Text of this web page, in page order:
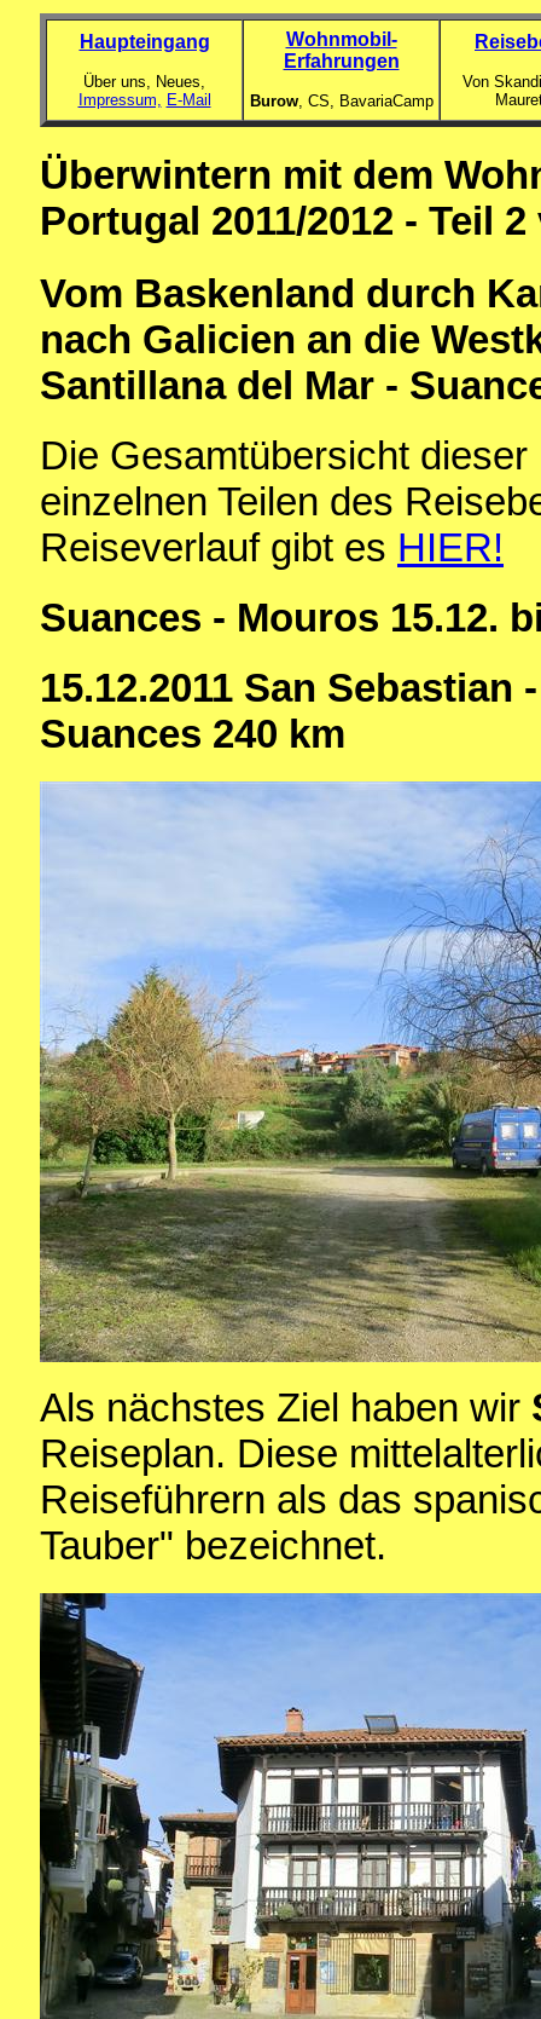
Haupteingang
Über uns, Neues,
Impressum, E-Mail
Wohnmobil-
Erfahrungen
Burow, CS, BavariaCamp
Von
Überwintern mit dem
Portugal 2011/2012 - Teil 2
Vom Baskenland durch
nach Galicien an die
Santillana del Mar -
Die Gesamtübersicht
einzelnen Teilen des
Reiseverlauf gibt es HIER!
Suances - Mouros 15.12.
15.12.2011 San Sebastian
Suances 240 km
Als nächstes Ziel haben wir
Reiseplan. Diese
Reiseführern als das
Tauber" bezeichnet.